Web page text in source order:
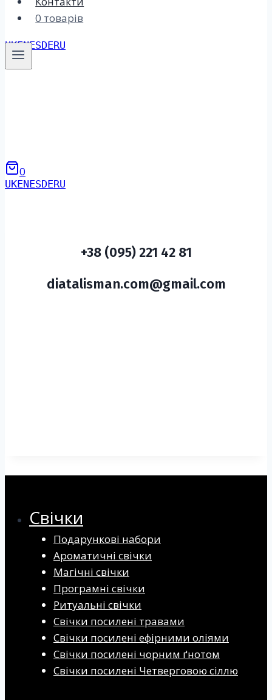
0 товарів
UKENESDERU
0
UKENESDERU
+38 (095) 221 42 81
diatalisman.com@gmail.com
Свічки
Подарункові набори
Ароматичні свічки
Магічні свічки
Програмні свічки
Ритуальні свічки
Свічки посилені травами
Свічки посилені ефірними оліями
Свічки посилені чорним ґнотом
Свічки посилені Четверговою сіллю